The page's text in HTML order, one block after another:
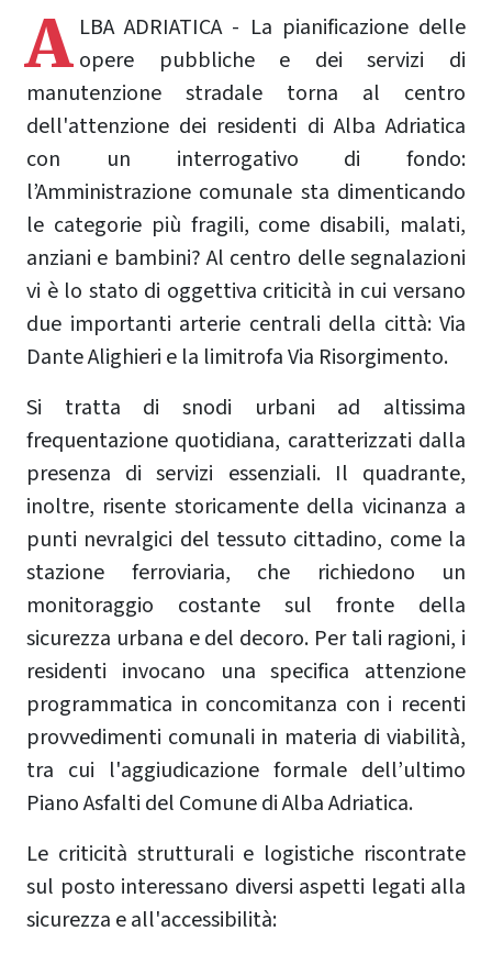
A LBA ADRIATICA - La pianificazione delle
opere pubbliche e dei servizi di
manutenzione stradale torna al centro
dell'attenzione dei residenti di Alba Adriatica
con un interrogativo di fondo:
l’Amministrazione comunale sta dimenticando
le categorie più fragili, come disabili, malati,
anziani e bambini? Al centro delle segnalazioni
vi è lo stato di oggettiva criticità in cui versano
due importanti arterie centrali della città: Via
Dante Alighieri e la limitrofa Via Risorgimento.
Si tratta di snodi urbani ad altissima
frequentazione quotidiana, caratterizzati dalla
presenza di servizi essenziali. Il quadrante,
inoltre, risente storicamente della vicinanza a
punti nevralgici del tessuto cittadino, come la
stazione ferroviaria, che richiedono un
monitoraggio costante sul fronte della
sicurezza urbana e del decoro. Per tali ragioni, i
residenti invocano una specifica attenzione
programmatica in concomitanza con i recenti
provvedimenti comunali in materia di viabilità,
tra cui l'aggiudicazione formale dell’ultimo
Piano Asfalti del Comune di Alba Adriatica.
Le criticità strutturali e logistiche riscontrate
sul posto interessano diversi aspetti legati alla
sicurezza e all'accessibilità: